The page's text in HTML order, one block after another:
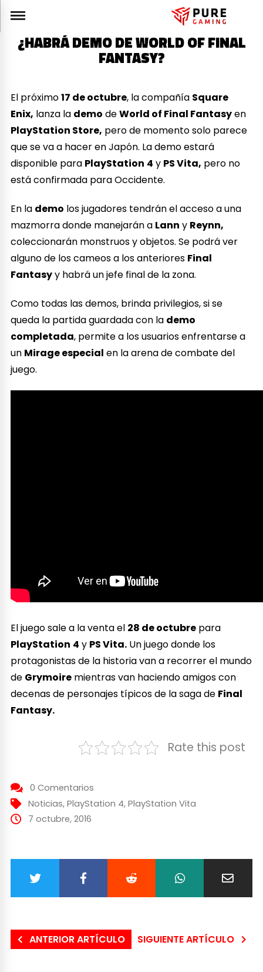
¿HABRÁ DEMO DE WORLD OF FINAL
FANTASY?
El próximo17 de octubre, la compañía Square
Enix, lanza la demo deWorld of Final Fantasyen
PlayStation Store, pero de momento solo parece
que se va a hacer en Japón. La demo estará
disponible para PlayStation 4 y PS Vita, pero no
está confirmada para Occidente.
En la demo los jugadores tendrán el acceso a una
mazmorra donde manejarán a Lann y Reynn,
coleccionarán monstruos y objetos. Se podrá ver
alguno de los cameos a los anteriores Final
Fantasyy habrá un jefe final de la zona.
Como todas las demos, brinda privilegios, si se
queda la partida guardada con la demo
completada, permite a los usuarios enfrentarse a
un Mirage especial en la arena de combate del
juego.
El juego sale a la venta el 28 de octubre para
PlayStation 4 y PS Vita. Un juego donde los
protagonistas de la historia van a recorrer el mundo
de Grymoire mientras van haciendo amigos con
decenas de personajes típicos de la saga de Final
Fantasy.
Rate this post
0 Comentarios
Noticias, PlayStation 4, PlayStation Vita
7 octubre, 2016
ANTERIOR ARTÍCULO SIGUIENTE ARTÍCULO